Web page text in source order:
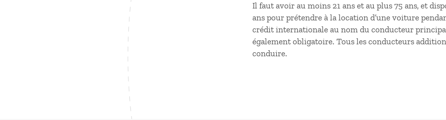
Il faut avoir au moins 21 ans et au plus 75 ans, et
ans pour prétendre à la location d’une voiture
crédit internationale au nom du conducteur
également obligatoire. Tous les conducteurs
conduire.